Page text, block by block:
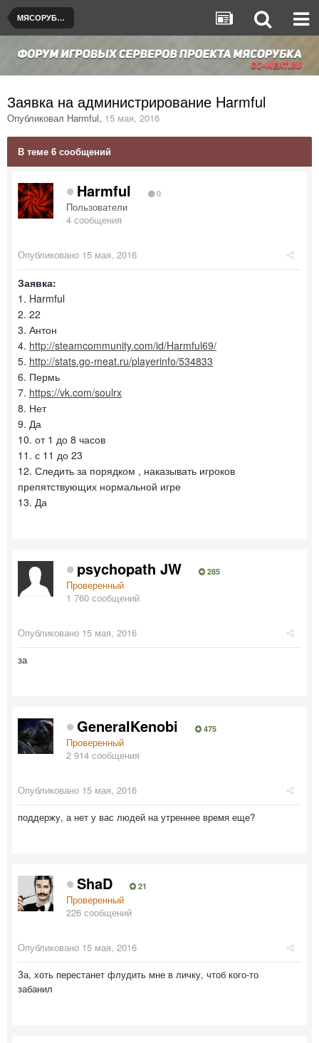
МЯСОРУБКА © [de_dust2]
Заявка на администрирование Harmful
Опубликовал Harmful, 15 мая, 2016
В теме 6 сообщений
Harmful 0
Пользователи
4 сообщения
Опубликовано 15 мая, 2016
Заявка:
1. Harmful
2. 22
3. Антон
4. http://steamcommunity.com/id/Harmful69/
5. http://stats.go-meat.ru/playerinfo/534833
6. Пермь
7. https://vk.com/soulrx
8. Нет
9. Да
10. от 1 до 8 часов
11. с 11 до 23
12. Следить за порядком , наказывать игроков
препятствующих нормальной игре
13. Да
psychopath JW 285
Проверенный
1 760 сообщений
Опубликовано 15 мая, 2016
за
GeneralKenobi 475
Проверенный
2 914 сообщения
Опубликовано 15 мая, 2016
поддержу, а нет у вас людей на утреннее время еще?
ShaD 21
Проверенный
226 сообщений
Опубликовано 15 мая, 2016
За, хоть перестанет флудить мне в личку, чтоб кого-то
забанил